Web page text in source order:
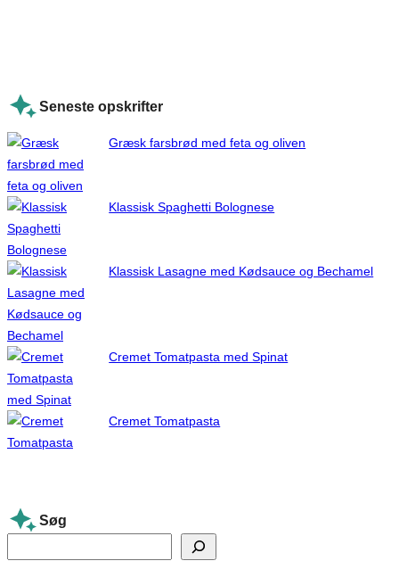
Seneste opskrifter
Græsk farsbrød med feta og oliven
Klassisk Spaghetti Bolognese
Klassisk Lasagne med Kødsauce og Bechamel
Cremet Tomatpasta med Spinat
Cremet Tomatpasta
Søg